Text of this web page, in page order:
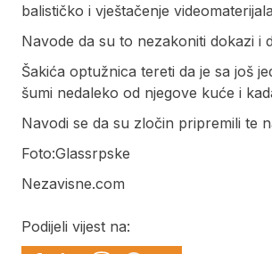
balističko i vještačenje
Navode da su to nezakoniti dokazi i
Šakića optužnica tereti da je sa još
šumi nedaleko od njegove kuće i
Navodi se da su zločin pripremili te
Foto:Glassrpske
Nezavisne.com
Podijeli vijest na: